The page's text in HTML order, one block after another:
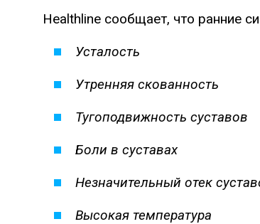
Healthline сообщает, что ранние
Усталость
Утренняя скованность
Тугоподвижность суставов
Боли в суставах
Незначительный отек
Высокая температура